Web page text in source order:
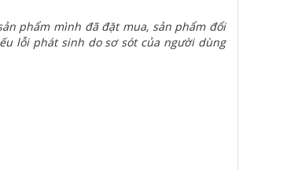
phẩm mình đã đặt mua, sản phẩm đổi
lỗi phát sinh do sơ sót của người dùng